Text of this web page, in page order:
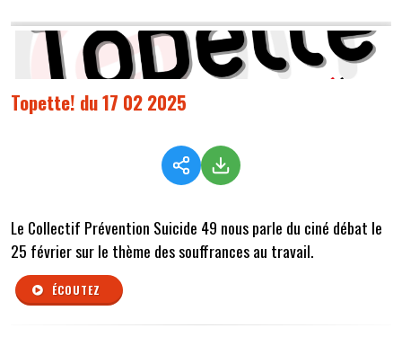
Topette! du 17 02 2025
Le Collectif Prévention Suicide 49 nous parle du ciné débat le
25 février sur le thème des souffrances au travail.
ÉCOUTEZ